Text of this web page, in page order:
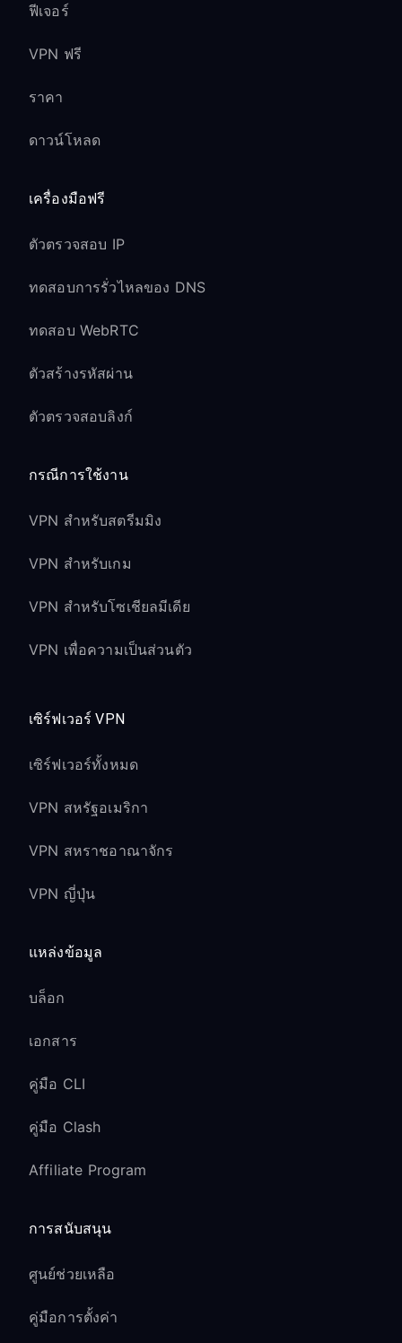
ฟีเจอร์
VPN ฟรี
ราคา
ดาวน์โหลด
เครื่องมือฟรี
ตัวตรวจสอบ IP
ทดสอบการรั่วไหลของ DNS
ทดสอบ WebRTC
ตัวสร้างรหัสผ่าน
ตัวตรวจสอบลิงก์
กรณีการใช้งาน
VPN สำหรับสตรีมมิง
VPN สำหรับเกม
VPN สำหรับโซเชียลมีเดีย
VPN เพื่อความเป็นส่วนตัว
เซิร์ฟเวอร์ VPN
เซิร์ฟเวอร์ทั้งหมด
VPN สหรัฐอเมริกา
VPN สหราชอาณาจักร
VPN ญี่ปุ่น
แหล่งข้อมูล
บล็อก
เอกสาร
คู่มือ CLI
คู่มือ Clash
Affiliate Program
การสนับสนุน
ศูนย์ช่วยเหลือ
คู่มือการตั้งค่า